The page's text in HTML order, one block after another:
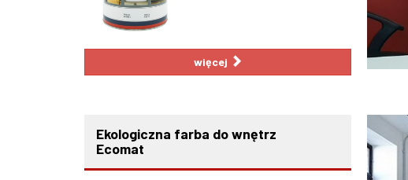
więcej
Ekologiczna farba do wnętrz
Ecomat